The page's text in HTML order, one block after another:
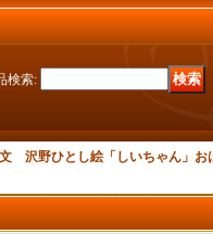
検索:
沢野ひとし絵「しいちゃん」お